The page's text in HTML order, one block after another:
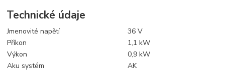
Technické údaje
Jmenovité napětí
36 V
Příkon
1,1 kW
Výkon
0,9 kW
Aku systém
AK